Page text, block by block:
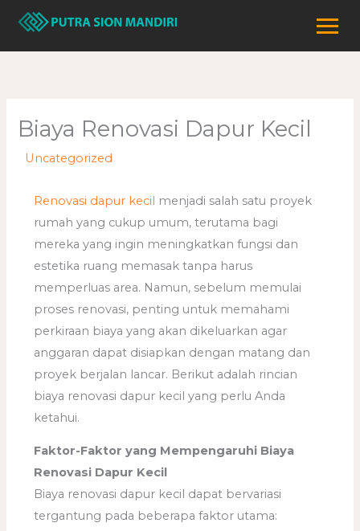
Lewati
konten
Biaya Renovasi Dapur Kecil
Uncategorized
Renovasi dapur kecil menjadi salah satu proyek
rumah yang cukup umum, terutama bagi
mereka yang ingin meningkatkan fungsi dan
estetika ruang memasak tanpa harus
memperluas area. Namun, sebelum memulai
proses renovasi, penting untuk memahami
perkiraan biaya yang akan dikeluarkan agar
anggaran dapat disiapkan dengan matang dan
proyek berjalan lancar. Berikut adalah rincian
biaya renovasi dapur kecil yang perlu Anda
ketahui.
Faktor-Faktor yang Mempengaruhi Biaya
Renovasi Dapur Kecil
Biaya renovasi dapur kecil dapat bervariasi
tergantung pada beberapa faktor utama: